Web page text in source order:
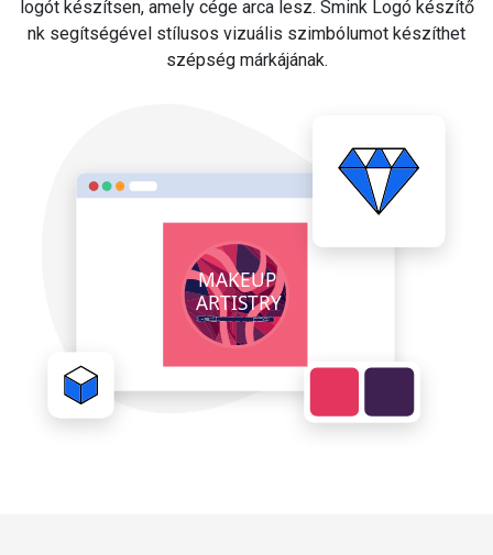
logót készítsen, amely cége arca lesz. Smink Logó készítő
nk segítségével stílusos vizuális szimbólumot készíthet
szépség márkájának.